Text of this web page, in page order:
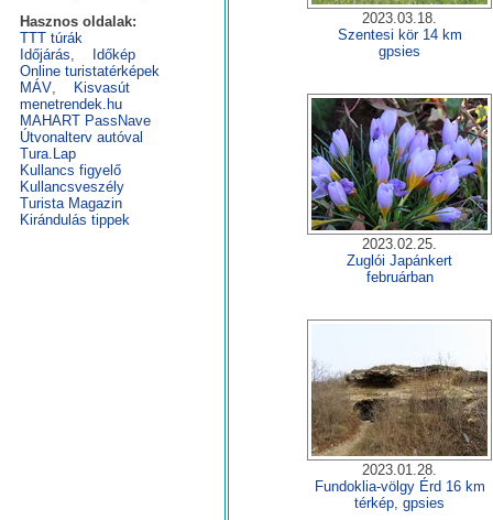
Hasznos oldalak:
TTT túrák
Időjárás,
Időkép
Online turistatérképek
MÁV,
Kisvasút
menetrendek.hu
MAHART PassNave
Útvonalterv autóval
Tura.Lap
Kullancs figyelő
Kullancsveszély
Turista Magazin
Kirándulás tippek
2023.03.18.
Szentesi kör 14 km
gpsies
2023.02.25.
Zuglói Japánkert
februárban
2023.01.28.
Fundoklia-völgy Érd 16 km
térkép, gpsies